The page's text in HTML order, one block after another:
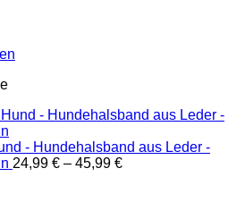
- Hundehalsband aus Leder -
24,99 € – 45,99 €